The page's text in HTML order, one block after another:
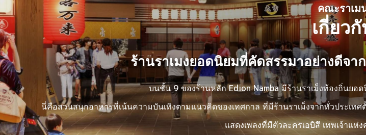
คณะราเม
เกี่ยว
ร้านราเมงยอดนิยมที่คัดสรรมาอย่างดีจ
บนชั้น 9 ของร้านหลัก Edion Namba มีร้านราเม็งท้องถิ่นยอ
นี่คือสวนสนุกอาหารที่เน้นความบันเทิงตามแนวคิดของเทศกาล ที่มีร้านราเม็งจากทั่วประเท
แสดงเพลงที่มีตัวละครเอบิสึ เทพเจ้าแห่